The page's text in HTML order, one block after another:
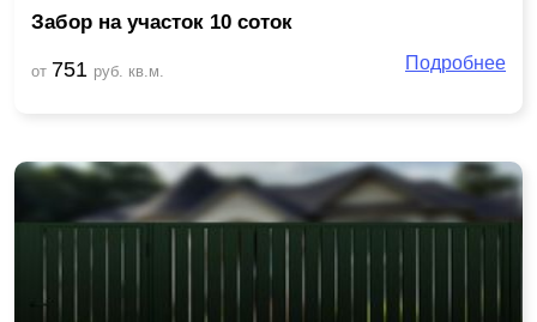
Забор на участок 10 соток
от 751 руб. кв.м. Подробнее